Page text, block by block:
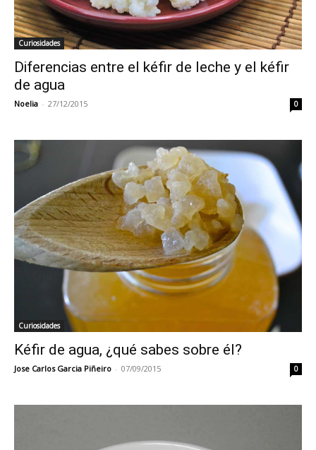
Curiosidades
Diferencias entre el kéfir de leche y el kéfir
de agua
Noelia - 27/12/2015 0
Curiosidades
Kéfir de agua, ¿qué sabes sobre él?
Jose Carlos Garcia Piñeiro - 07/09/2015 0